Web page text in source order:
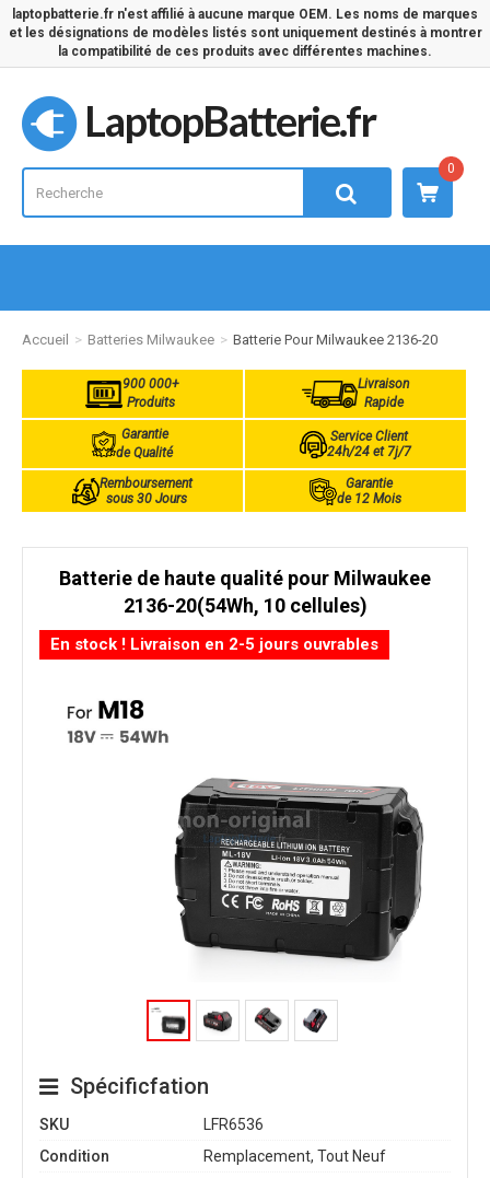
laptopbatterie.fr n'est affilié à aucune marque OEM. Les noms de marques
et les désignations de modèles listés sont uniquement destinés à montrer
la compatibilité de ces produits avec différentes machines.
LaptopBatterie.fr
0
Accueil Batteries Milwaukee Batterie Pour Milwaukee 2136-20
900 000+
Produits
Livraison
Rapide
Garantie
de Qualité
Service Client
24h/24 et 7j/7
Remboursement
sous 30 Jours
Garantie
de 12 Mois
Batterie de haute qualité pour Milwaukee
2136-20(54Wh, 10 cellules)
En stock ! Livraison en 2-5 jours ouvrables
Spécificfation
SKU
LFR6536
Condition
Remplacement, Tout Neuf